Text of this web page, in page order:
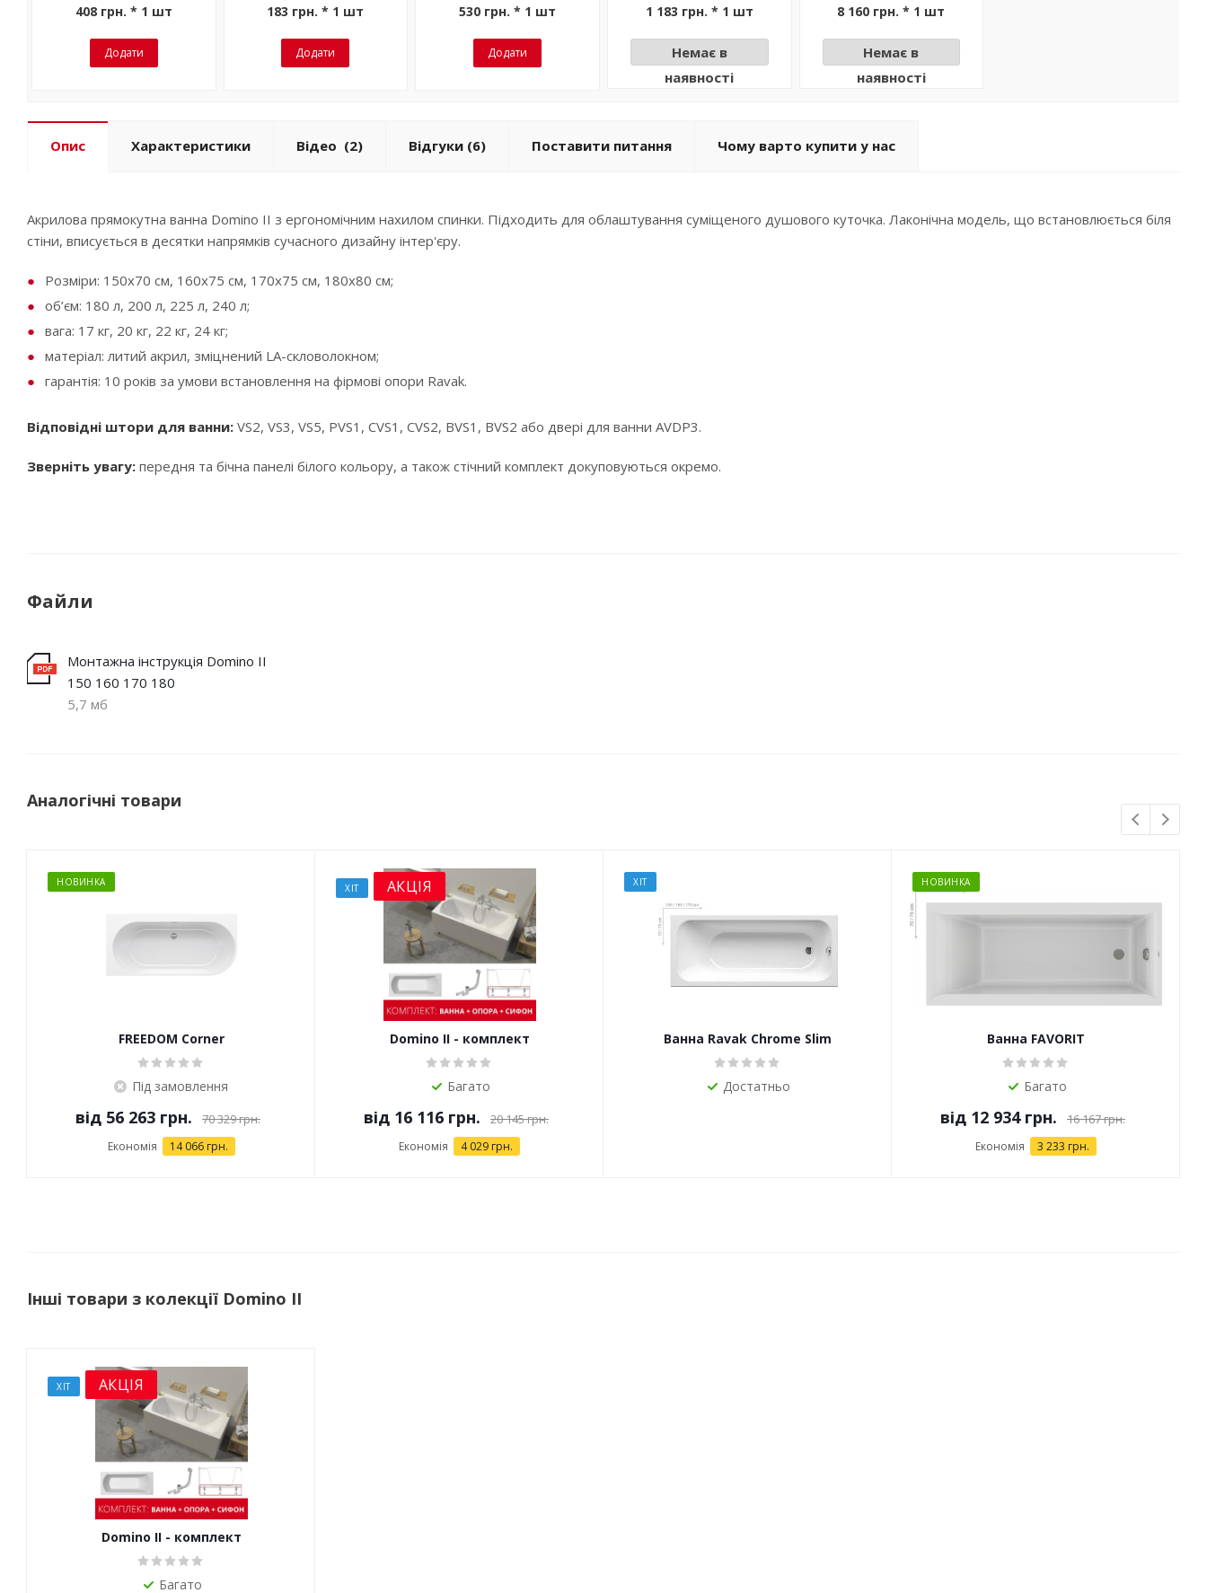
408 грн. * 1 шт
Додати
183 грн. * 1 шт
Додати
530 грн. * 1 шт
Додати
1 183 грн. * 1 шт
Немає в
наявності
8 160 грн. * 1 шт
Немає в
наявності
Опис Характеристики Відео (2) Відгуки (6) Поставити питання Чому варто купити у нас
Акрилова прямокутна ванна Domino II з ергономічним нахилом спинки. Підходить для облаштування суміщеного душового куточка. Лаконічна модель, що встановлюється біля
стіни, вписується в десятки напрямків сучасного дизайну інтер'єру.
Розміри: 150х70 см, 160х75 см, 170х75 см, 180x80 см;
об’єм: 180 л, 200 л, 225 л, 240 л;
вага: 17 кг, 20 кг, 22 кг, 24 кг;
матеріал: литий акрил, зміцнений LA-скловолокном;
гарантія: 10 років за умови встановлення на фірмові опори Ravak.
Відповідні штори для ванни: VS2, VS3, VS5, PVS1, CVS1, CVS2, BVS1, BVS2 або двері для ванни AVDP3.
Зверніть увагу: передня та бічна панелі білого кольору, а також стічний комплект докуповуються окремо.
Файли
Монтажна інструкція Domino II
150 160 170 180
5,7 мб
Аналогічні товари
НОВИНКА
FREEDOM Corner
Під замовлення
від 56 263 грн. 70 329 грн.
Економія 14 066 грн.
ХІТ АКЦІЯ
Domino II - комплект
Багато
від 16 116 грн. 20 145 грн.
Економія 4 029 грн.
ХІТ
Ванна Ravak Chrome Slim
Достатньо
НОВИНКА
Ванна FAVORIT
Багато
від 12 934 грн. 16 167 грн.
Економія 3 233 грн.
Інші товари з колекції Domino II
ХІТ АКЦІЯ
Domino II - комплект
Багато